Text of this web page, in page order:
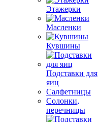
Этажерки
Масленки
Кувшины
Подставки для
яиц
Салфетницы
Солонки,
перечницы